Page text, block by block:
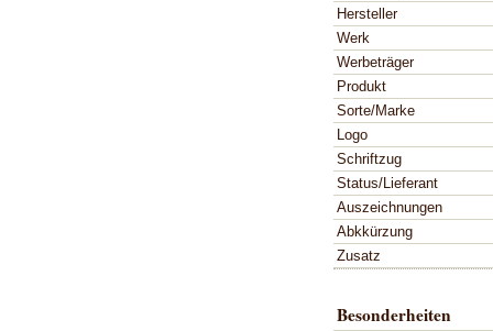
Hersteller
Werk
Werbeträger
Produkt
Sorte/Marke
Logo
Schriftzug
Status/Lieferant
Auszeichnungen
Abkkürzung
Zusatz
Besonderheiten